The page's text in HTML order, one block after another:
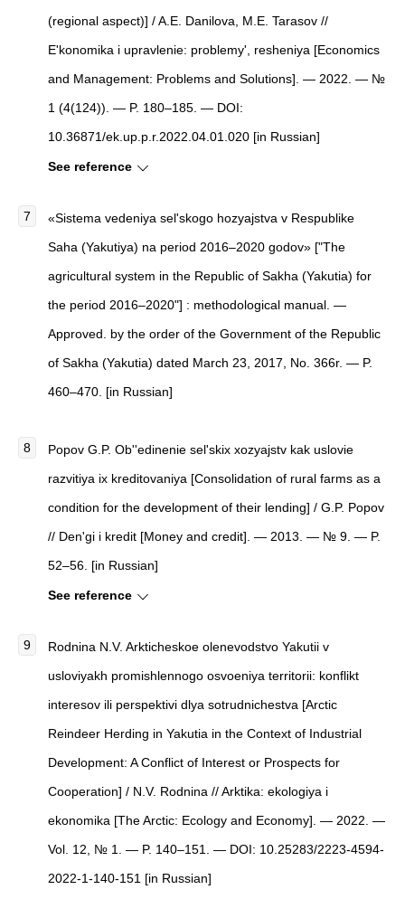
(regional aspect)] / A.E. Danilova, M.E. Tarasov //
E'konomika i upravlenie: problemy', resheniya [Economics
and Management: Problems and Solutions] . — 2022. — №
1 (4(124)). — P. 180–185. — DOI:
10.36871/ek.up.p.r.2022.04.01.020 [in Russian]
See reference
«Sistema vedeniya sel'skogo hozyajstva v Respublike
Saha (Yakutiya) na period 2016–2020 godov» ["The
agricultural system in the Republic of Sakha (Yakutia) for
the period 2016–2020"] : methodological manual. —
Approved. by the order of the Government of the Republic
of Sakha (Yakutia) dated March 23, 2017, No. 366r. — P.
460–470. [in Russian]
Popov G.P. Ob''edinenie sel'skix xozyajstv kak uslovie
razvitiya ix kreditovaniya [Consolidation of rural farms as a
condition for the development of their lending] / G.P. Popov
// Den'gi i kredit [Money and credit] . — 2013. — № 9. — P.
52–56. [in Russian]
See reference
Rodnina N.V. Arkticheskoe olenevodstvo Yakutii v
usloviyakh promishlennogo osvoeniya territorii: konflikt
interesov ili perspektivi dlya sotrudnichestva [Arctic
Reindeer Herding in Yakutia in the Context of Industrial
Development: A Conflict of Interest or Prospects for
Cooperation] / N.V. Rodnina // Arktika: ekologiya i
ekonomika [The Arctic: Ecology and Economy]. — 2022. —
Vol. 12, № 1. — P. 140–151. — DOI: 10.25283/2223-4594-
2022-1-140-151 [in Russian]